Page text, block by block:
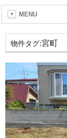
MENU
物件タグ:宮町